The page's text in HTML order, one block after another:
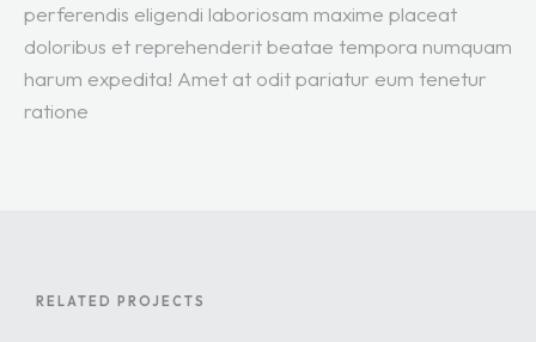
perferendis eligendi laboriosam maxime placeat
doloribus et reprehenderit beatae tempora numquam
harum expedita! Amet at odit pariatur eum tenetur
ratione
RELATED PROJECTS